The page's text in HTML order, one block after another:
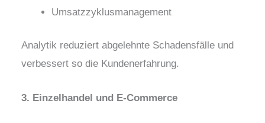
Umsatzzyklusmanagement
Analytik reduziert abgelehnte Schadensfälle und
verbessert so die Kundenerfahrung.
3. Einzelhandel und E-Commerce